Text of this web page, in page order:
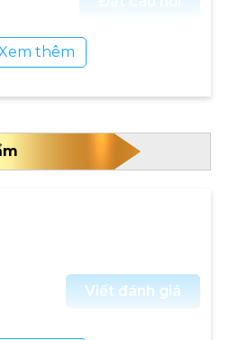
thêm
Viết đánh giá